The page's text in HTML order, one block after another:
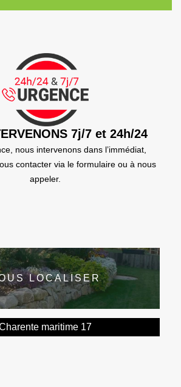
7j/7 et 24h/24
nous intervenons dans l’immédiat,
contacter via le formulaire ou à nous
appeler.
LOCALISER
maritime 17